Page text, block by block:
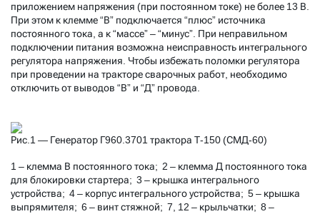
приложением напряжения (при постоянном токе) не более 13 В.
При этом к клемме “В” подключается “плюс” источника
постоянного тока, а к “массе” – “минус”. При неправильном
подключении питания возможна неисправность интегрального
регулятора напряжения. Чтобы избежать поломки регулятора
при проведении на тракторе сварочных работ, необходимо
отключить от выводов “В” и “Д” провода.
Рис.1 — Генератор Г960.3701 трактора Т-150 (СМД-60)
1 – клемма В постоянного тока; 2 – клемма Д постоянного тока
для блокировки стартера; 3 – крышка интегрального
устройства; 4 – корпус интегрального устройства; 5 – крышка
выпрямителя; 6 – винт стяжной; 7, 12 – крыльчатки; 8 –